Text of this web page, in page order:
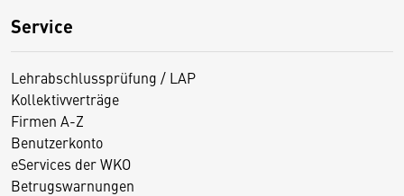
Service
Lehrabschlussprüfung / LAP
Kollektivverträge
Firmen A-Z
Benutzerkonto
eServices der WKO
Betrugswarnungen